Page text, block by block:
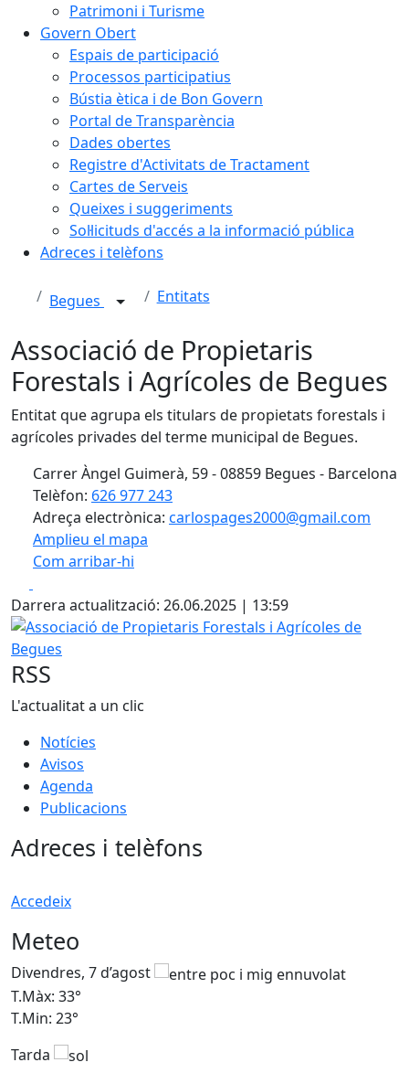
Patrimoni i Turisme
Govern Obert
Espais de participació
Processos participatius
Bústia ètica i de Bon Govern
Portal de Transparència
Dades obertes
Registre d'Activitats de Tractament
Cartes de Serveis
Queixes i suggeriments
Sol·licituds d'accés a la informació pública
Adreces i telèfons
Begues Entitats
Associació de Propietaris
Forestals i Agrícoles de Begues
Entitat que agrupa els titulars de propietats forestals i
agrícoles privades del terme municipal de Begues.
Carrer Àngel Guimerà, 59 - 08859 Begues - Barcelona
Telèfon: 626 977 243
Adreça electrònica: carlospages2000@gmail.com
Amplieu el mapa
Com arribar-hi
+
−
Darrera actualització: 26.06.2025 | 13:59
Associació de Propietaris Forestals i Agrícoles de Begues
RSS
L'actualitat a un clic
Notícies
Avisos
Agenda
Publicacions
Adreces i telèfons
Accedeix
Meteo
Divendres, 7 d’agost
T.Màx: 33°
T.Min: 23°
Tarda